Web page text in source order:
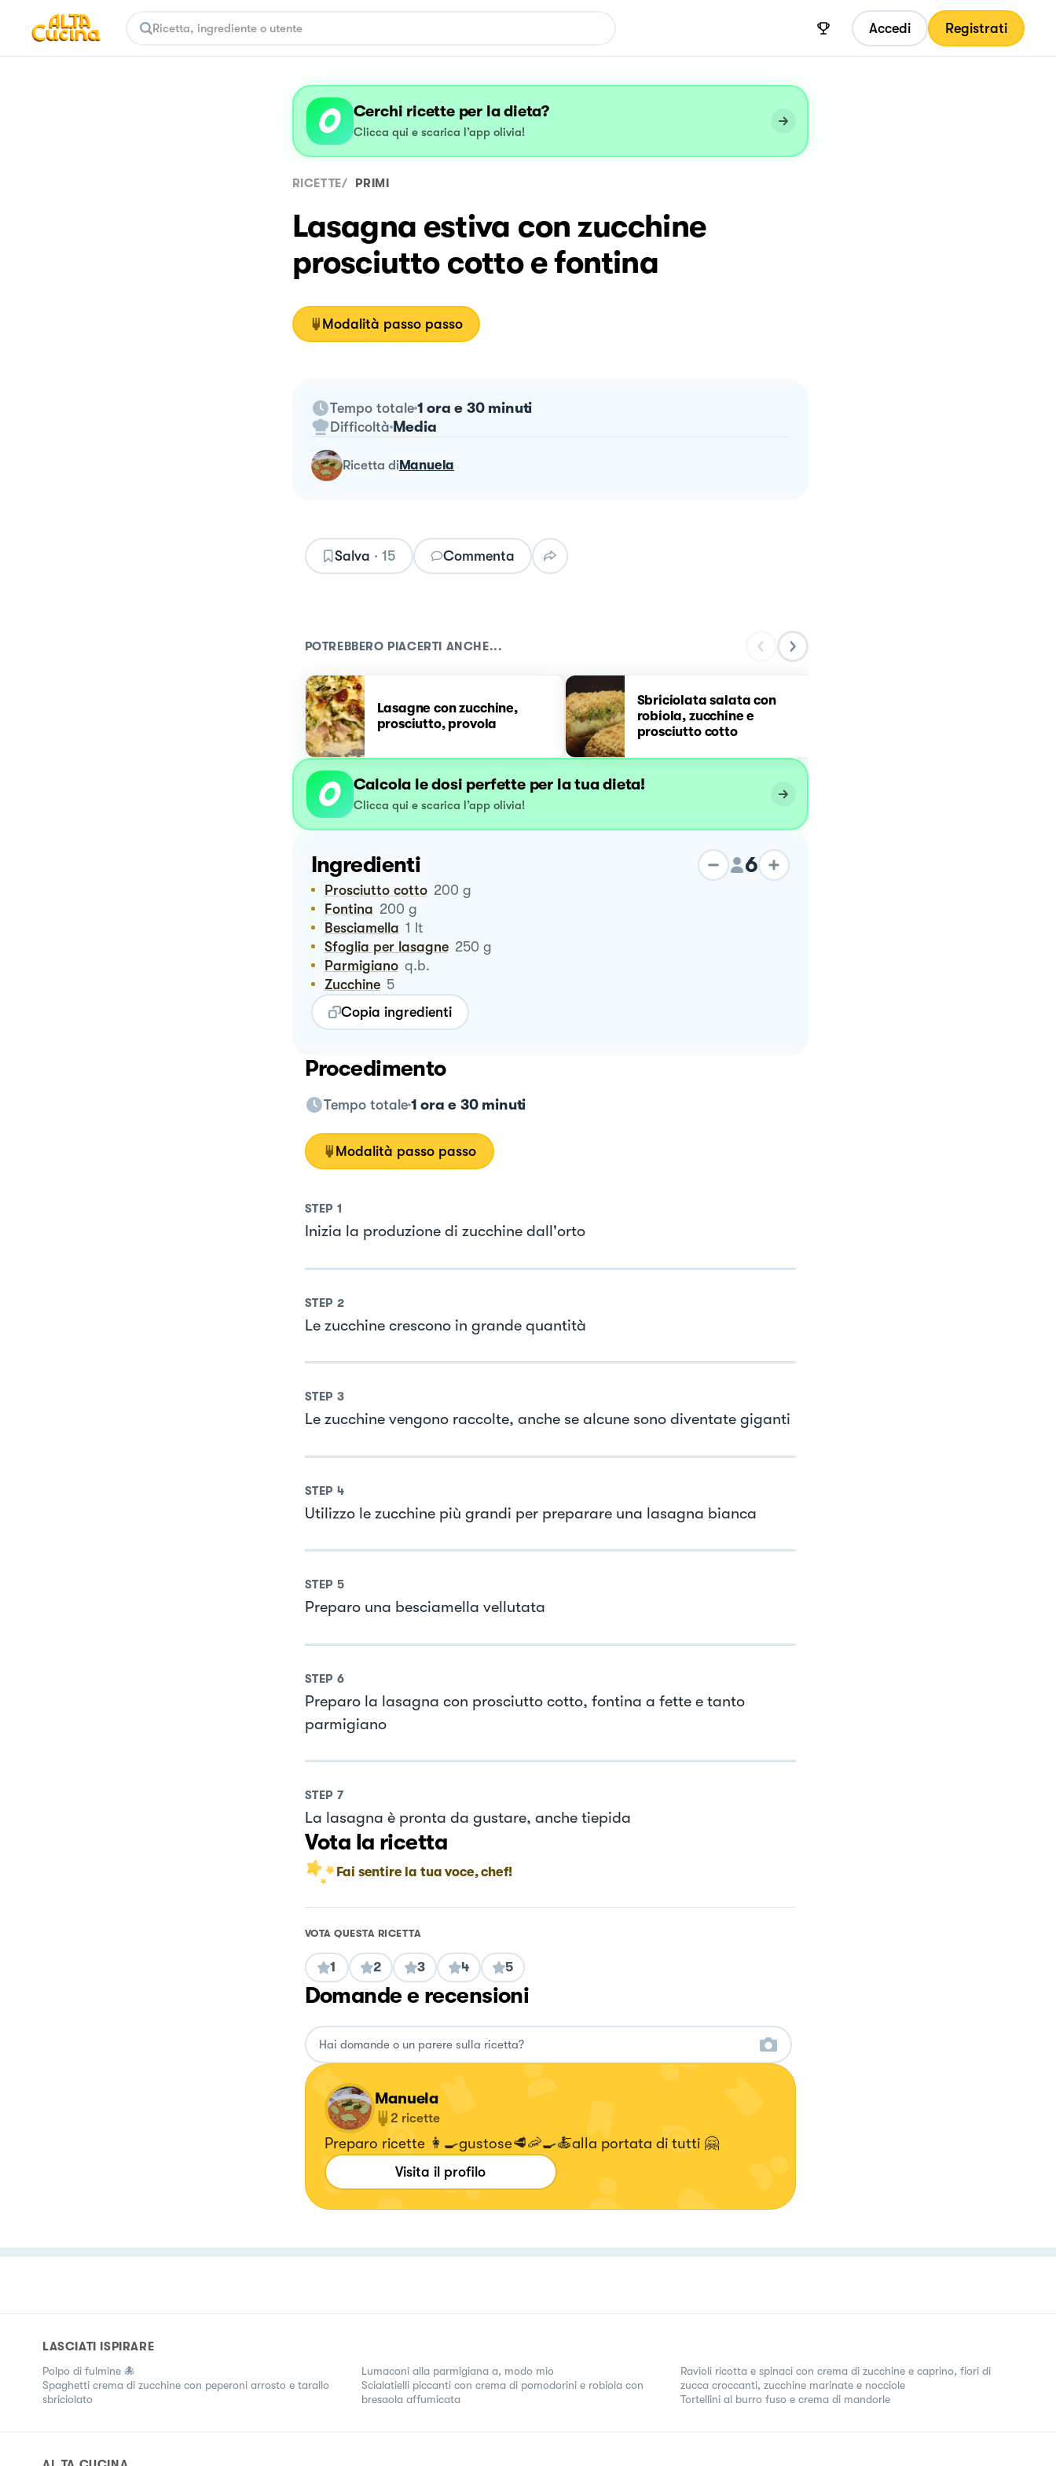
Accedi Registrati
Cerchi ricette per la dieta?
Clicca qui e scarica l’app olivia!
RICETTE/ PRIMI
Lasagna estiva con zucchine
prosciutto cotto e fontina
Modalità passo passo
Tempo totale 1 ora e 30 minuti
Difficoltà Media
ricetta diManuela
Salva · 15 Commenta
POTREBBERO PIACERTI ANCHE...
Lasagne con zucchine,
prosciutto, provola
Sbriciolata salata con
robiola, zucchine e
prosciutto cotto
Calcola le dosi perfette per la tua dieta!
Clicca qui e scarica l’app olivia!
Ingredienti 6
Prosciutto cotto 200 g
Fontina 200 g
Besciamella 1 lt
Sfoglia per lasagne 250 g
Parmigiano q.b.
Zucchine 5
Copia ingredienti
Procedimento
Tempo totale 1 ora e 30 minuti
Modalità passo passo
STEP 1
Inizia la produzione di zucchine dall'orto
STEP 2
Le zucchine crescono in grande quantità
STEP 3
Le zucchine vengono raccolte, anche se alcune sono diventate giganti
STEP 4
Utilizzo le zucchine più grandi per preparare una lasagna bianca
STEP 5
Preparo una besciamella vellutata
STEP 6
Preparo la lasagna con prosciutto cotto, fontina a fette e tanto
parmigiano
STEP 7
La lasagna è pronta da gustare, anche tiepida
Vota la ricetta
Fai sentire la tua voce, chef!
VOTA QUESTA RICETTA
1 2 3 4 5
Domande e recensioni
Manuela
2 ricette
Preparo ricette 👩‍🍳gustose🥩🦐🍳🍝alla portata di tutti 🤗
Visita il profilo
LASCIATI ISPIRARE
Polpo di fulmine 🐙
Spaghetti crema di zucchine con peperoni arrosto e tarallo
sbriciolato
Lumaconi alla parmigiana a, modo mio
Scialatielli piccanti con crema di pomodorini e robiola con
bresaola affumicata
Ravioli ricotta e spinaci con crema di zucchine e caprino, fiori di
zucca croccanti, zucchine marinate e nocciole
Tortellini al burro fuso e crema di mandorle